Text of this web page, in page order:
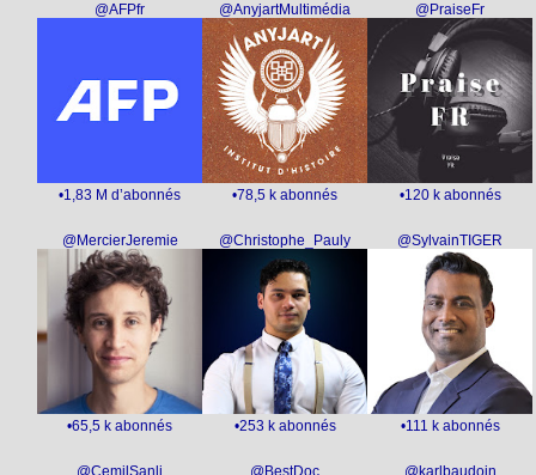
@PraiseFr
•120 k abonnés
@AnyjartMultimédia
•78,5 k abonnés
@AFPfr
•1,83 M d’abonnés
@SylvainTIGER
•111 k abonnés
@Christophe_Pauly
•253 k abonnés
@MercierJeremie
•65,5 k abonnés
@karlbaudoin
@BestDoc
@CemilSanli